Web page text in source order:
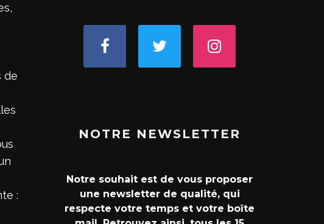
de
:
NOTRE NEWSLETTER
Notre souhait est de vous proposer
une newsletter de qualité, qui
respecte votre temps et votre boîte